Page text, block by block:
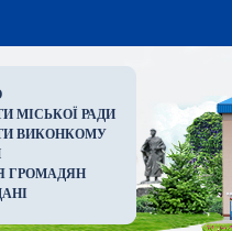
МІСЬКОЇ РАДИ
ВИКОНКОМУ
ГРОМАДЯН